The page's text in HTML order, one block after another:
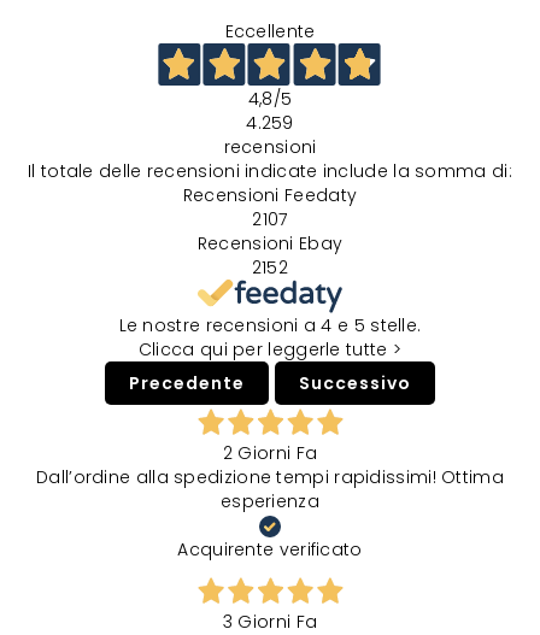
Eccellente
4,8/5
4.259
recensioni
Il totale delle recensioni indicate include la somma di:
Recensioni Feedaty
2107
Recensioni Ebay
2152
Le nostre recensioni a 4 e 5 stelle.
Clicca qui per leggerle tutte >
Precedente
Successivo
2 Giorni Fa
Dall’ordine alla spedizione tempi rapidissimi! Ottima
esperienza
Acquirente verificato
3 Giorni Fa